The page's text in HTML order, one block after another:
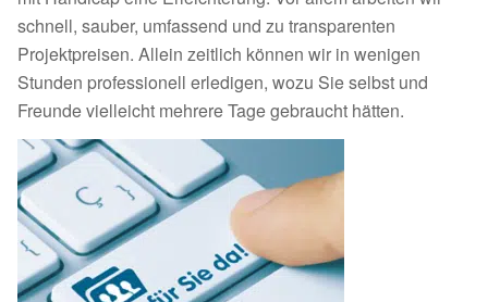
schnell, sauber, umfassend und zu transparenten
Projektpreisen. Allein zeitlich können wir in wenigen
Stunden professionell erledigen, wozu Sie selbst und
Freunde vielleicht mehrere Tage gebraucht hätten.